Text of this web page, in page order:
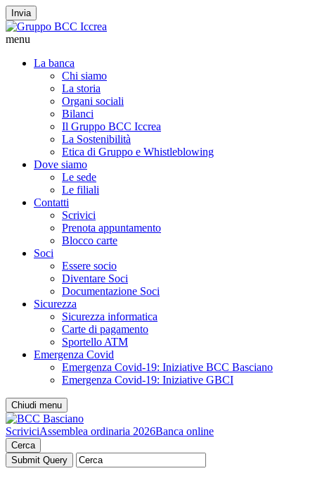
Invia
menu
La banca
Chi siamo
La storia
Organi sociali
Bilanci
Il Gruppo BCC Iccrea
La Sostenibilità
Etica di Gruppo e Whistleblowing
Dove siamo
Le sede
Le filiali
Contatti
Scrivici
Prenota appuntamento
Blocco carte
Soci
Essere socio
Diventare Soci
Documentazione Soci
Sicurezza
Sicurezza informatica
Carte di pagamento
Sportello ATM
Emergenza Covid
Emergenza Covid-19: Iniziative BCC Basciano
Emergenza Covid-19: Iniziative GBCI
Chiudi menu
ScriviciAssemblea ordinaria 2026Banca online
Cerca